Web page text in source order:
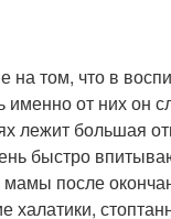
на том, что в
именно от них
лежит большая
быстро
после
халатики,